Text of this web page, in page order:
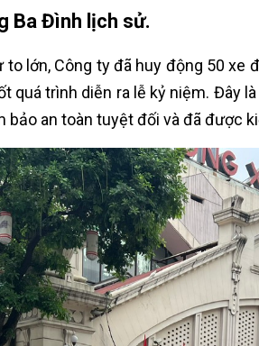
Ba Đình lịch sử.
lớn, Công ty đã huy động 50
quá trình diễn ra lễ kỷ niệm. Đây
bảo an toàn tuyệt đối và đã được